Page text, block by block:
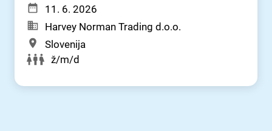
11. 6. 2026
Harvey Norman Trading d.o.o.
Slovenija
ž/m/d